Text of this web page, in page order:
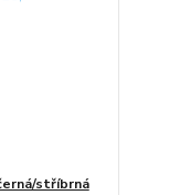
stříbrná